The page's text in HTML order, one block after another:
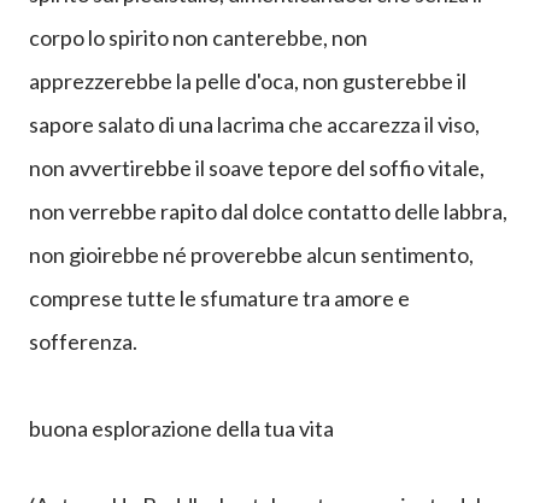
un barometro emotivo, un catalizzatore intuitivo, un
mezzo per poter notare i disagi e le discrepanze?
Al contrario, oggi più che mai, tendiamo a mettere lo
spirito sul piedistallo, dimenticandoci che senza il
corpo lo spirito non canterebbe, non
apprezzerebbe la pelle d'oca, non gusterebbe il
sapore salato di una lacrima che accarezza il viso,
non avvertirebbe il soave tepore del soffio vitale,
non gioirebbe né proverebbe alcun sentimento,